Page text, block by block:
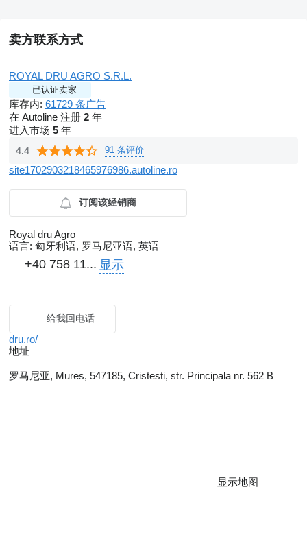
卖方联系方式
ROYAL DRU AGRO S.R.L.
已认证卖家
库存内: 61729 条广告
在 Autoline 注册 2 年
进入市场 5 年
4.4 91 条评价
site1702903218465976986.autoline.ro
订阅该经销商
Royal dru Agro
语言: 匈牙利语, 罗马尼亚语, 英语
+40 758 11... 显示
给我回电话
dru.ro/
地址
罗马尼亚, Mures, 547185, Cristesti, str. Principala nr. 562 B
显示地图